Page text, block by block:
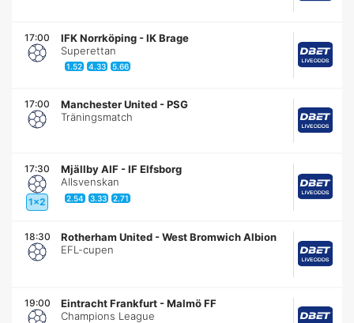
17:00 IFK Norrköping -IK Brage
Superettan
1.52 4.33 5.66
17:00 Manchester United -PSG
Träningsmatch
17:30
1x2
Mjällby AIF -IF Elfsborg
Allsvenskan
2.54 3.33 2.71
18:30 Rotherham United -West Bromwich Albion
EFL-cupen
19:00 Eintracht Frankfurt -Malmö FF
Champions League